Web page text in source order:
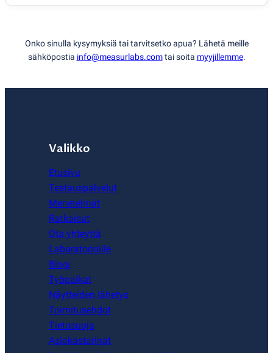
Onko sinulla kysymyksiä tai tarvitsetko apua? Lähetä meille
sähköpostia info@measurlabs.comtai soita myyjillemme.
Valikko
Etusivu
Testauspalvelut
Menetelmät
Ratkaisut
Ota yhteyttä
Laboratorioille
Blogi
Työpaikat
Näytteiden lähetys
Toimitusehdot
Tietosuoja
Asiakastarinat